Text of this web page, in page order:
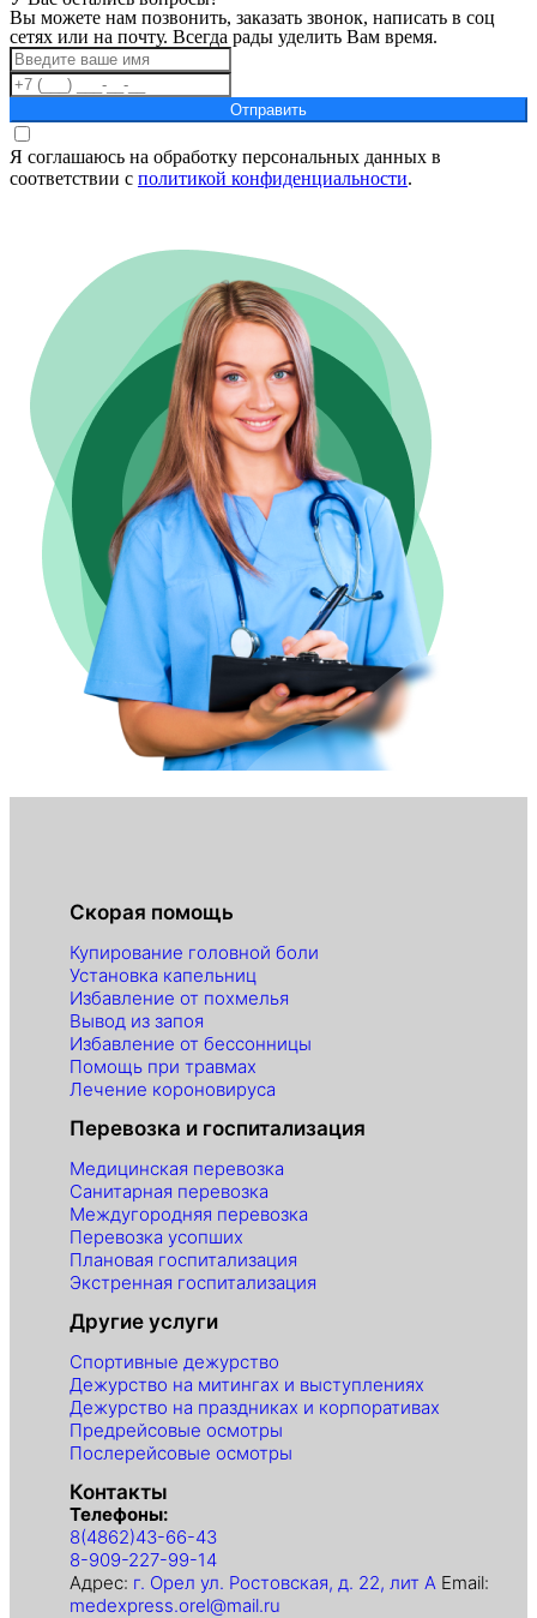
Вы можете нам позвонить, заказать звонок, написать в соц
сетях или на почту. Всегда рады уделить Вам время.
Отправить
Я соглашаюсь на обработку персональных данных в
соответствии с политикой конфиденциальности.
Скорая помощь
Купирование головной боли
Установка капельниц
Избавление от похмелья
Вывод из запоя
Избавление от бессонницы
Помощь при травмах
Лечение короновируса
Перевозка и госпитализация
Медицинская перевозка
Санитарная перевозка
Междугородняя перевозка
Перевозка усопших
Плановая госпитализация
Экстренная госпитализация
Другие услуги
Спортивные дежурство
Дежурство на митингах и выступлениях
Дежурство на праздниках и корпоративах
Предрейсовые осмотры
Послерейсовые осмотры
Контакты
Телефоны:
8(4862)43-66-43
8-909-227-99-14
Адрес: г. Орел ул. Ростовская, д. 22, лит А Email:
medexpress.orel@mail.ru